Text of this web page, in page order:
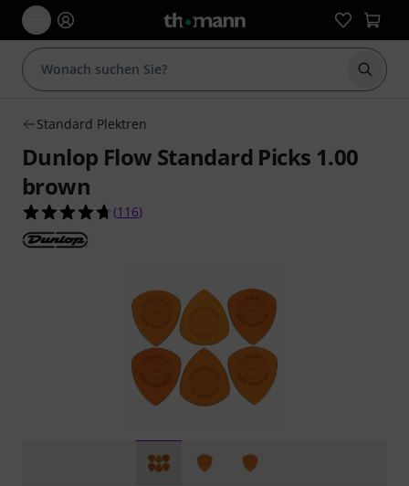
Suche
Standard Plektren
Dunlop Flow Standard Picks 1.00
brown
4.7 von 5 Sternen aus 116 Kundenbewertungen
(116)